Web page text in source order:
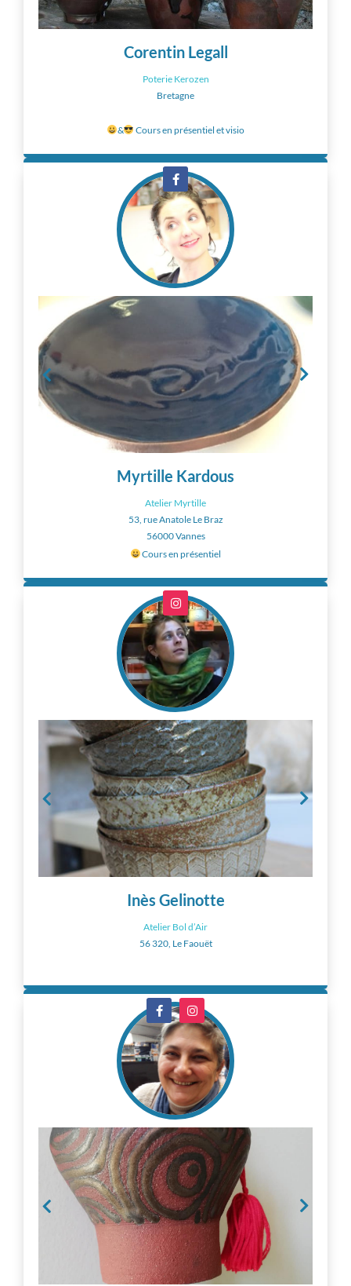
Corentin Legall
Poterie Kerozen
Bretagne
& Cours en présentiel et visio
Myrtille Kardous
Atelier Myrtille
53, rue Anatole Le Braz
56000 Vannes
Cours en présentiel
Inès Gelinotte
Atelier Bol d’Air
56 320, Le Faouët